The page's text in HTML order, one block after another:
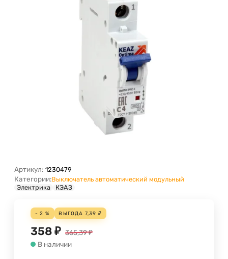
Артикул: 1230479
Категории:Выключатель автоматический модульный
Электрика
КЭАЗ
- 2 % ВЫГОДА 7,39 ₽
358 ₽ 365,39₽
В наличии